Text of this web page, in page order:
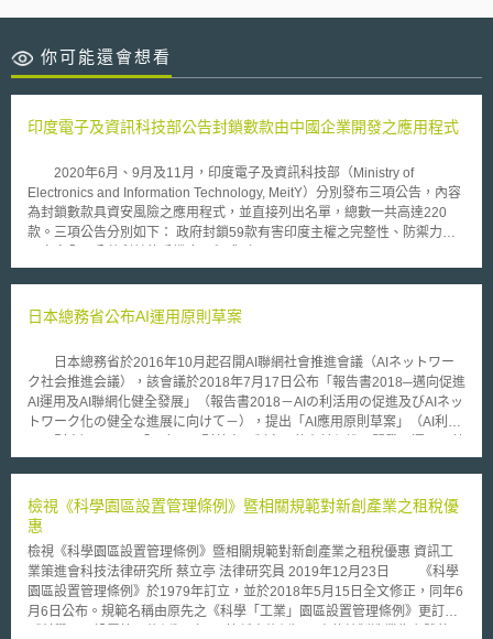
你可能還會想看
印度電子及資訊科技部公告封鎖數款由中國企業開發之應用程式
2020年6月、9月及11月，印度電子及資訊科技部（Ministry of
Electronics and Information Technology, MeitY）分別發布三項公告，內容
為封鎖數款具資安風險之應用程式，並直接列出名單，總數一共高達220
款。三項公告分別如下： 政府封鎖59款有害印度主權之完整性、防禦力、
which are prejudicial to sovereignty and integrity of India, defence of
之完整性、防禦力、國家安全和公共利益的手機應用程式（Government
Integrity of India, Defence of India, Security of State and Public Order）。
政府禁止國內使用者使用43款手機應用程式（Government of India blocks
43 mobile apps from accessing by users in India）。 三項公告皆指出
依照資訊技術法（Information Technology Act 2000）第69A條之規定，中
央政府為保護印度主權之完整性、國家安全、公共利益而有必要，得透過命
儲存或管理的資料。依照同法第2條第1項第k款，電腦資源係指電腦設備、
檢舉後調查發現，在手機Android及iOS系統之應用程式商店中，有許多應
用程式未經使用者授權就存取其重要資料，並傳輸到印度境外的伺服器，不
僅對印度人民隱私造成威脅，更損害印度國家安全與公共利益。有鑑於此，
電子及資訊科技部決定封鎖此類具資安風險之應用程式，將名單中所列應用
程式自應用程式商店中下架，名單中包括TikTok、WeChat、淘寶、支付
寶、微博等應用程式。由於名單中大多數皆屬中國企業開發之應用程式，外
界普遍認為是今年6月中印軍隊於邊界西段加勒萬河谷（Galwan Valley）發
日本總務省公布AI運用原則草案
日本總務省於2016年10月起召開AI聯網社會推進會議（AIネットワー
ク社会推進会議），該會議於2018年7月17日公布「報告書2018─邁向促進
AI運用及AI聯網化健全發展」（報告書2018－AIの利活用の促進及びAIネッ
トワーク化の健全な進展に向けて－），提出「AI應用原則草案」（AI利活
由AI聯網環境健全發展，實現以人為中心之「智連社會」（Wisdom
者、最終利用者（以利用AI系統和服務為業）、AI網路服務提供者、離線AI
服務提供者、商業利用者、消費者利用者、間接利用者、資料提供者、第三
者和開發者；草案內並根據上開規範對象間關係，整理各種AI運用情境，最
終提出「適當利用」、「適當學習」、「合作」、「安全」、「資安」、
「隱私」、「尊嚴自律」、「公平性」、「透明性」、「歸責」等十大AI應
用原則。總務省表示將持續檢討完善AI應用原則草案細節，以「利用手冊」
等形式公布，提供民眾參考。 行政院於2018年初推出「台灣AI行動計
檢視《科學園區設置管理條例》暨相關規範對新創產業之租稅優
惠
檢視《科學園區設置管理條例》暨相關規範對新創產業之租稅優惠 資訊工
業策進會科技法律研究所 蔡立亭 法律研究員 2019年12月23日 《科學
園區設置管理條例》於1979年訂立，並於2018年5月15日全文修正，同年6
月6日公布。規範名稱由原先之《科學「工業」園區設置管理條例》更訂為